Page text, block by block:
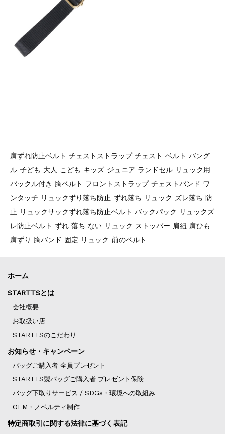
肩ずれ防止ベルト チェストストラップ チェスト ベルト バング
ル 子ども 大人 こども キッズ ジュニア ランドセル リュック用
バックル付き 胸ベルト フロントストラップ チェストバンド ワ
ンタッチ リュックずり落ち防止 ずれ落ち リュック ズレ落ち 防
止 リュックサックずれ落ち防止ベルト バックパック リュックズ
レ防止ベルト ずれ 落ち ない リュック ストッパー 肩紐 肩ひも
肩ずり 胸バンド 固定 リュック 前のベルト
ホーム
STARTTSとは
会社概要
お取扱い店
STARTTSのこだわり
お知らせ・キャンペーン
バッグご購入者 全員プレゼント
STARTTS製バッグご購入者 プレゼント保険
バッグ下取りサービス / SDGs・環境への取組み
OEM・ノベルティ制作
特定商取引に関する法律に基づく表記